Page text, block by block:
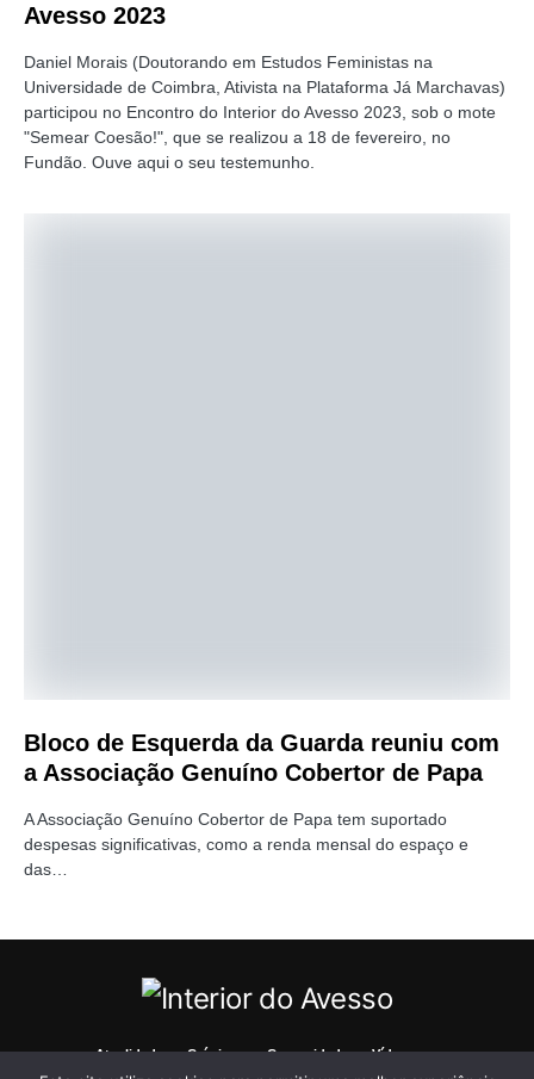
Avesso 2023
Daniel Morais (Doutorando em Estudos Feministas na
Universidade de Coimbra, Ativista na Plataforma Já Marchavas)
participou no Encontro do Interior do Avesso 2023, sob o mote
"Semear Coesão!", que se realizou a 18 de fevereiro, no
Fundão. Ouve aqui o seu testemunho.
Bloco de Esquerda da Guarda reuniu com
a Associação Genuíno Cobertor de Papa
A Associação Genuíno Cobertor de Papa tem suportado
despesas significativas, como a renda mensal do espaço e
das…
Atualidade Crónicas Comunidade
Vídeos